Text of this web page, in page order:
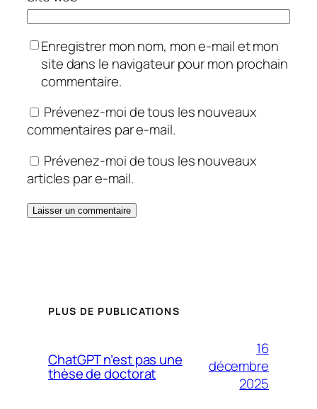
Enregistrer mon nom, mon e-mail et mon
site dans le navigateur pour mon prochain
commentaire.
Prévenez-moi de tous les nouveaux
commentaires par e-mail.
Prévenez-moi de tous les nouveaux
articles par e-mail.
PLUS DE PUBLICATIONS
ChatGPT n’est pas une
thèse de doctorat
16
décembre
2025